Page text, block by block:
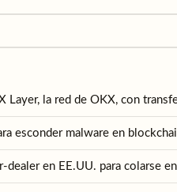
Layer, la red de OKX, con
esconder malware en
en EE.UU. para colarse